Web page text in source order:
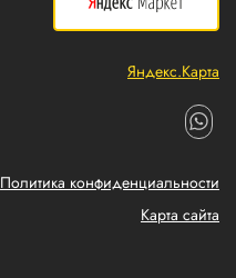
Яндекс.Карта
Политика конфиденциальности
Карта сайта